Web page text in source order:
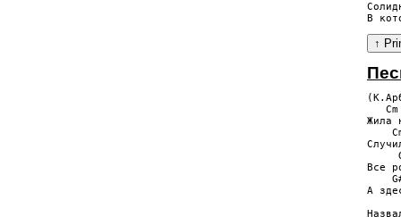
Cm
Жилa
Вce
A